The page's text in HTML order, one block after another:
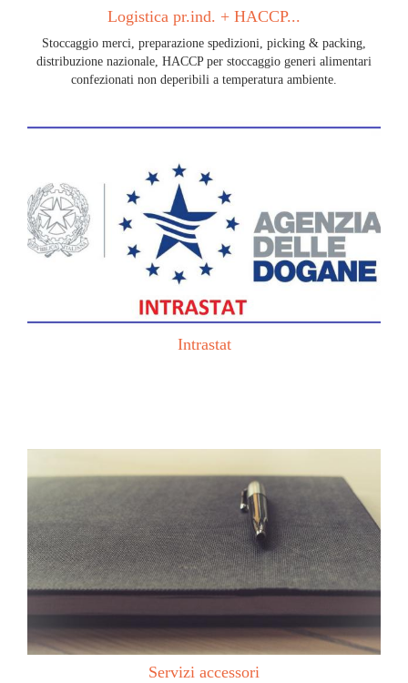
Logistica pr.ind. + HACCP...
Stoccaggio merci, preparazione spedizioni, picking & packing,
distribuzione nazionale, HACCP per stoccaggio generi alimentari
confezionati non deperibili a temperatura ambiente.
Intrastat
Servizi accessori